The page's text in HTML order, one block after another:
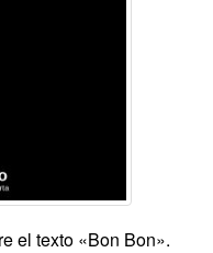
el texto «Bon Bon».